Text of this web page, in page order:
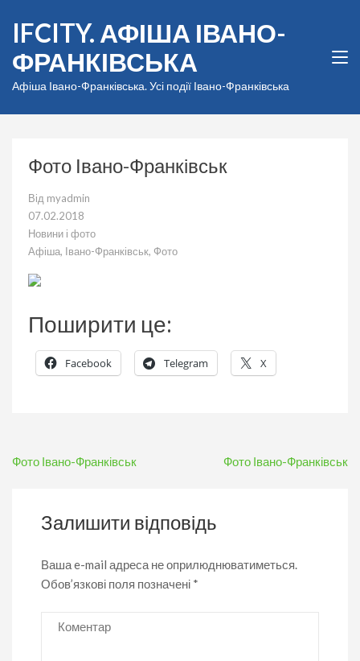
вмісту
(натисніть
Enter)
IFCITY. АФІША ІВАНО-
ФРАНКІВСЬКА
Афіша Івано-Франківська. Усі події Івано-Франківська
Фото Івано-Франківськ
Від myadmin
07.02.2018
Новини і фото
Афіша, Івано-Франківськ, Фото
Поширити це:
Facebook Telegram X
Навігація
Фото Івано-Франківськ Фото Івано-Франківськ
Залишити відповідь
Ваша e-mail адреса не оприлюднюватиметься.
Обов’язкові поля позначені *
Коментар